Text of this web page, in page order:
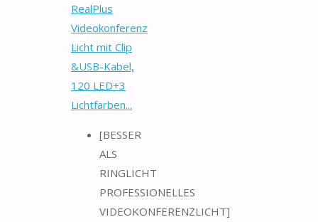
RealPlus
Videokonferenz
Licht mit Clip
&USB-Kabel,
120 LED+3
Lichtfarben...
[BESSER
ALS
RINGLICHT
PROFESSIONELLES
VIDEOKONFERENZLICHT]